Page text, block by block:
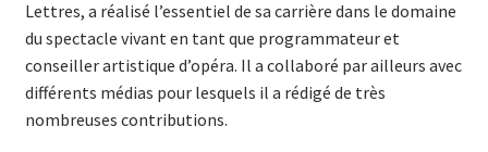
Lettres, a réalisé l’essentiel de sa carrière dans le domaine
du spectacle vivant en tant que programmateur et
conseiller artistique d’opéra. Il a collaboré par ailleurs avec
différents médias pour lesquels il a rédigé de très
nombreuses contributions.